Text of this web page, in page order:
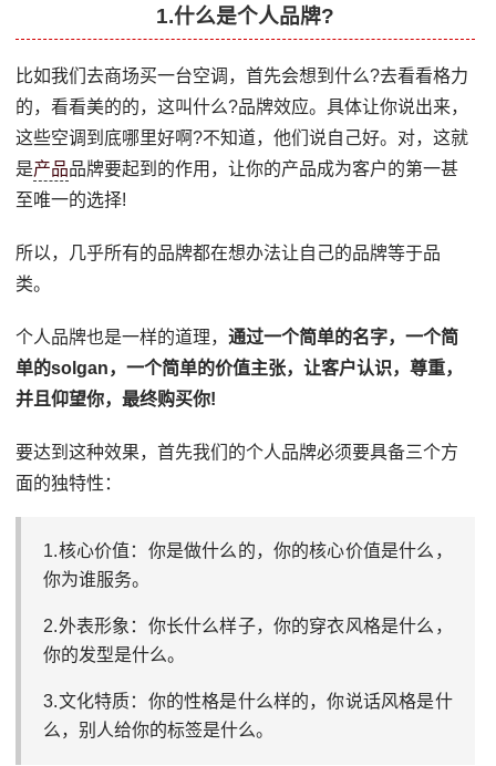
1.什么是个人品牌?
比如我们去商场买一台空调，首先会想到什么?去看看格力
的，看看美的的，这叫什么?品牌效应。具体让你说出来，
这些空调到底哪里好啊?不知道，他们说自己好。对，这就
是产品品牌要起到的作用，让你的产品成为客户的第一甚
至唯一的选择!
所以，几乎所有的品牌都在想办法让自己的品牌等于品
类。
个人品牌也是一样的道理，通过一个简单的名字，一个简
单的solgan，一个简单的价值主张，让客户认识，尊重，
并且仰望你，最终购买你!
要达到这种效果，首先我们的个人品牌必须要具备三个方
面的独特性：
1.核心价值：你是做什么的，你的核心价值是什么，
你为谁服务。
2.外表形象：你长什么样子，你的穿衣风格是什么，
你的发型是什么。
3.文化特质：你的性格是什么样的，你说话风格是什
么，别人给你的标签是什么。